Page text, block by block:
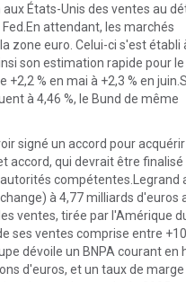
États-Unis des ventes au
attendant, les marchés
zone euro. Celui-ci s'est établi
son estimation rapide pour
% en mai à +2,3 % en
à 4,46 %, le Bund de même
signé un accord pour acquérir
accord, qui devrait être finalisé
compétentes.Legrand
à 4,77 milliards d'euros
ventes, tirée par l'Amérique
ses ventes comprise entre
dévoile un BNPA courant en
d'euros, et un taux de marge